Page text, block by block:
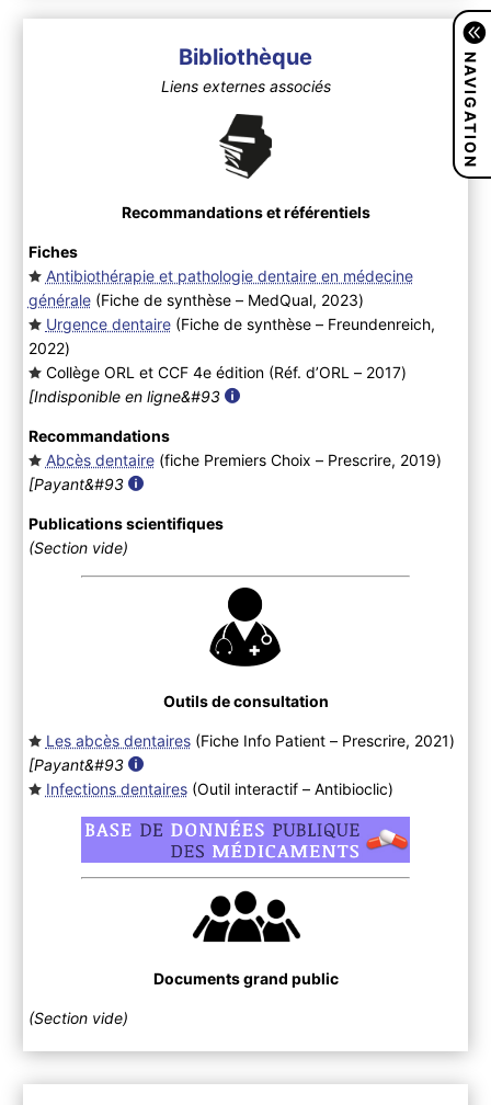
Bibliothèque
Liens externes associés
Recommandations et référentiels
Fiches
Antibiothérapie et pathologie dentaire en médecine
générale(Fiche de synthèse – MedQual, 2023)
Urgence dentaire(Fiche de synthèse – Freundenreich,
2022)
Collège ORL et CCF 4e édition (Réf. d’ORL – 2017)
[Indisponible en ligne&#93
Recommandations
Abcès dentaire(fiche Premiers Choix – Prescrire, 2019)
[Payant&#93
Publications scientifiques
(Section vide)
Outils de consultation
Les abcès dentaires(Fiche Info Patient – Prescrire, 2021)
[Payant&#93
Infections dentaires(Outil interactif – Antibioclic)
Documents grand public
(Section vide)
NAVIGATION